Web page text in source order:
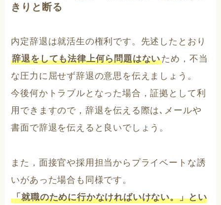
きりと断る
内定辞退は就活生の権利です。先述したとおり
辞退をしても法律上何ら問題はないため，不当
な圧力に屈せず辞退の意思を伝えましょう。
今後何かトラブルとなった場合，証拠として利
用できますので，辞退を伝える際は､メールや
書面で辞退を伝えると良いでしょう。
また，面接官や採用担当からプライベートな誘
いがあった場合も同様です。
「就職のために行かなければいけない。」とい